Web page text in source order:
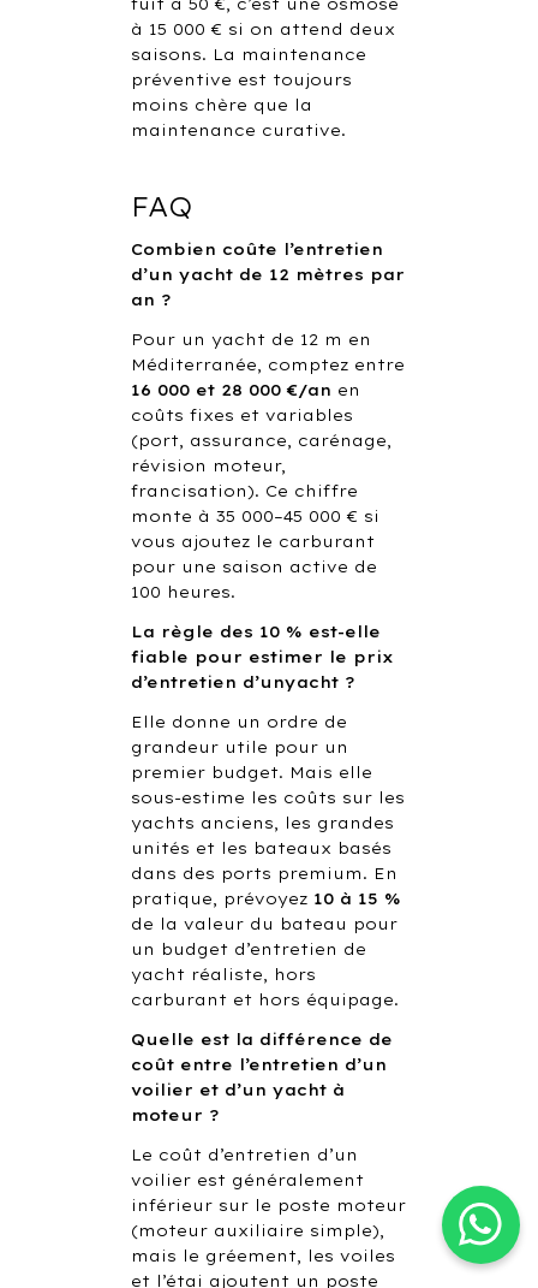
à 15 000 € si on attend deux
saisons. La maintenance
préventive est toujours
moins chère que la
maintenance curative.
FAQ
Combien coûte l’entretien
d’un yacht de 12 mètres par
an ?
Pour un yacht de 12 m en
Méditerranée, comptez entre
16 000 et 28 000 €/an en
coûts fixes et variables
(port, assurance, carénage,
révision moteur,
francisation). Ce chiffre
monte à 35 000–45 000 € si
vous ajoutez le carburant
pour une saison active de
100 heures.
La règle des 10 % est-elle
fiable pour estimer le prix
d’entretien d’unyacht ?
Elle donne un ordre de
grandeur utile pour un
premier budget. Mais elle
sous-estime les coûts sur les
yachts anciens, les grandes
unités et les bateaux basés
dans des ports premium. En
pratique, prévoyez 10 à 15 %
de la valeur du bateau pour
un budget d’entretien de
yacht réaliste, hors
carburant et hors équipage.
Quelle est la différence de
coût entre l’entretien d’un
voilier et d’un yacht à
moteur ?
Le coût d’entretien d’un
voilier est généralement
inférieur sur le poste moteur
(moteur auxiliaire simple),
mais le gréement, les voiles
et l’étai ajoutent un poste